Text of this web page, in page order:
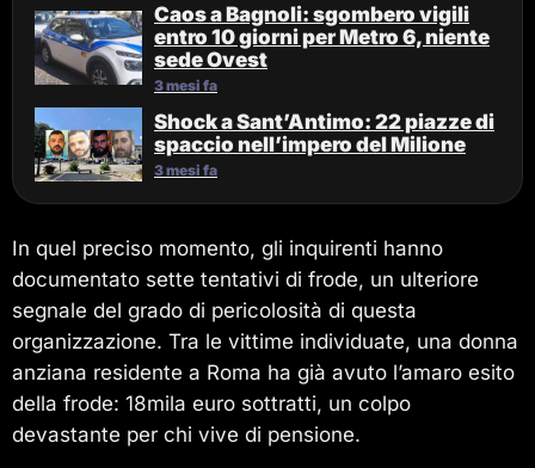
Caos a Bagnoli: sgombero vigili
entro 10 giorni per Metro 6, niente
sede Ovest
3 mesi fa
Shock a Sant’Antimo: 22 piazze di
spaccio nell’impero del Milione
3 mesi fa
In quel preciso momento, gli inquirenti hanno
documentato sette tentativi di frode, un ulteriore
segnale del grado di pericolosità di questa
organizzazione. Tra le vittime individuate, una donna
anziana residente a Roma ha già avuto l’amaro esito
della frode: 18mila euro sottratti, un colpo
devastante per chi vive di pensione.